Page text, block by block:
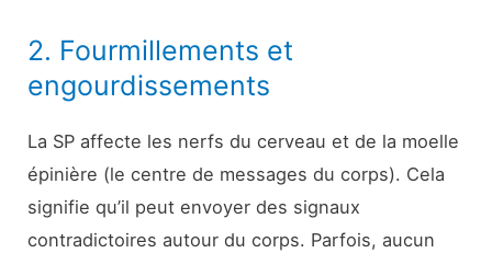
2. Fourmillements et
engourdissements
La SP affecte les nerfs du cerveau et de la moelle
épinière (le centre de messages du corps). Cela
signifie qu’il peut envoyer des signaux
contradictoires autour du corps. Parfois, aucun